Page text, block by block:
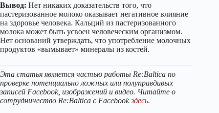
Вывод: Нет никаких доказательств того, что
пастеризованное молоко оказывает негативное влияние
на здоровье человека. Кальций из пастеризованного
молока может быть усвоен человеческим организмом.
Нет оснований утверждать, что употребление молочных
продуктов «вымывает» минералы из костей.
Эта статья является частью работы Re:Baltica по
проверке потенциально ложных или полуправдивых
записей Facebook, изображений и видео. Читайте о
сотрудничество Re:Baltica с Facebookздесь.